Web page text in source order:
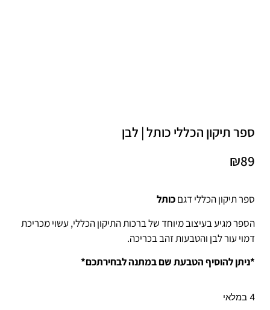
ספר תיקון הכללי כותל | לבן
₪89
ספר תיקון הכללי דגםכותל
הספר מגיע בעיצוב מיוחד של ברכות התיקון הכללי, עשוי מכריכת
דמוי עור לבן והטבעות זהב בכריכה.
*ניתן להוסיף הטבעת שם במתנה לבחירתכם*
4 במלאי